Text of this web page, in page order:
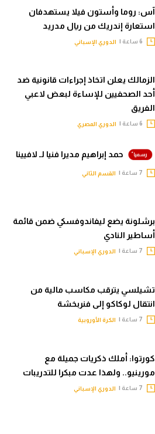
آس: روما وأستون فيلا يستهدفان
استعارة إندريك من ريال مدريد
الدوري الإسباني
الزمالك يعلن اتخاذ إجراءات قانونية ضد
أحد الصحفيين للإساءة لبعض لاعبي
الفريق
الدوري المصري
حمد إبراهيم مديرا فنيا لـ لافيينا
القسم الثاني
برشلونة يضع ليفاندوفسكي ضمن قائمة
أساطير النادي
الدوري الإسباني
تشيلسي يترقب مكاسب مالية من
انتقال لوكاكو إلى فنربخشة
الكرة الأوروبية
كورتوا: أملك ذكريات جميلة مع
مورينيو.. ولهذا عدت مبكرا للتدريبات
الدوري الإسباني